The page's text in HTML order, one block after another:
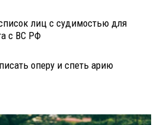
лиц с судимостью для
с ВС РФ
оперу и спеть арию